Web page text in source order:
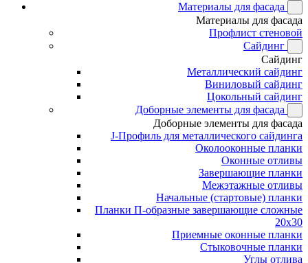
Материалы для фасада
Материалы для фасада
Профлист стеновой
Сайдинг
Сайдинг
Металлический сайдинг
Виниловый сайдинг
Цокольный сайдинг
Доборные элементы для фасада
Доборные элементы для фасада
J-Профиль для металлического сайдинга
Околооконные планки
Оконные отливы
Завершающие планки
Межэтажные отливы
Начальные (стартовые) планки
Планки П-образные завершающие сложные
20x30
Приемные оконные планки
Стыковочные планки
Углы отлива